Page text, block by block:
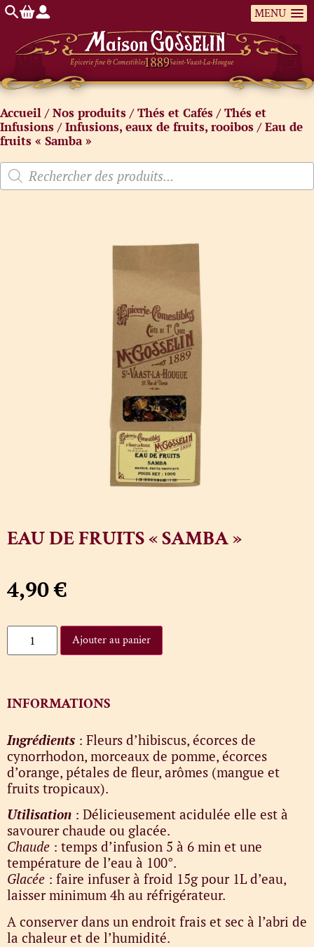
MENU
Épicerie fine & Comestibles Saint-Vaast-La-Hougue
Accueil /Nos produits /Thés et Cafés /Thés et
Infusions /Infusions, eaux de fruits, rooibos / Eau de
fruits « Samba »
EAU DE FRUITS « SAMBA »
4,90€
Ajouter au panier
INFORMATIONS
Ingrédients : Fleurs d’hibiscus, écorces de
cynorrhodon, morceaux de pomme, écorces
d’orange, pétales de fleur, arômes (mangue et
fruits tropicaux).
Utilisation : Délicieusement acidulée elle est à
savourer chaude ou glacée.
Chaude : temps d’infusion 5 à 6 min et une
température de l’eau à 100°.
Glacée : faire infuser à froid 15g pour 1L d’eau,
laisser minimum 4h au réfrigérateur.
A conserver dans un endroit frais et sec à l’abri de
la chaleur et de l’humidité.